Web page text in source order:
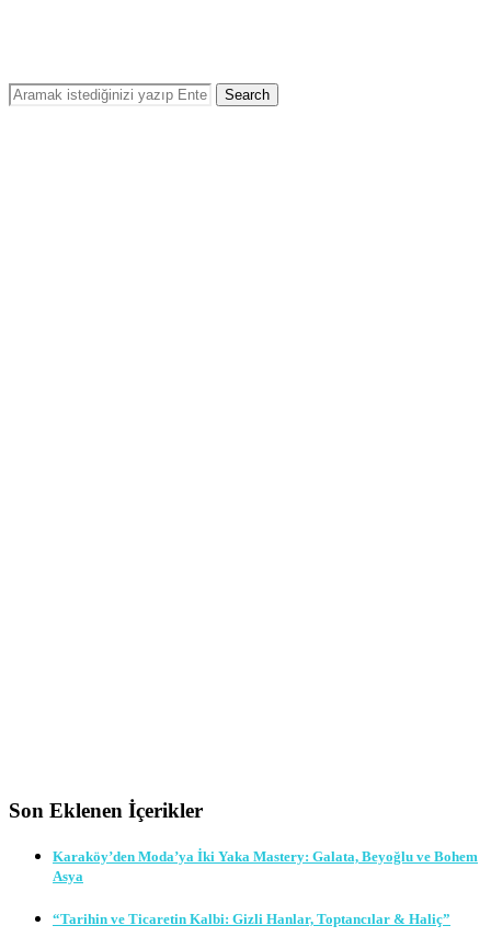
Son Eklenen İçerikler
Karaköy’den Moda’ya İki Yaka Mastery: Galata, Beyoğlu ve Bohem
Asya
“Tarihin ve Ticaretin Kalbi: Gizli Hanlar, Toptancılar & Haliç”